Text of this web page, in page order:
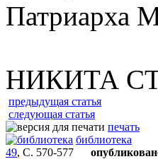
Патриарха
НИКИТА
предыдущая статья
следующая статья
печать
библиотека
49, С. 570-577